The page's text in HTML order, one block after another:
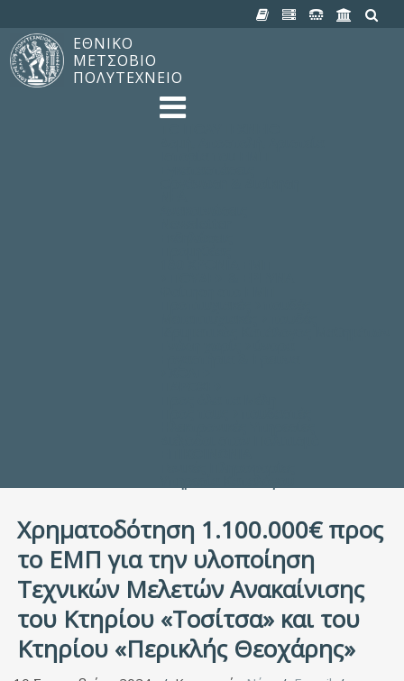
ΕΘΝΙΚΟ
ΜΕΤΣΟΒΙΟ
ΠΟΛΥΤΕΧΝΕΙΟ
Χρηματοδότηση 1.100.000€ προς
το ΕΜΠ για την υλοποίηση
Τεχνικών Μελετών Ανακαίνισης
του Κτηρίου «Τοσίτσα» και του
Κτηρίου «Περικλής Θεοχάρης»